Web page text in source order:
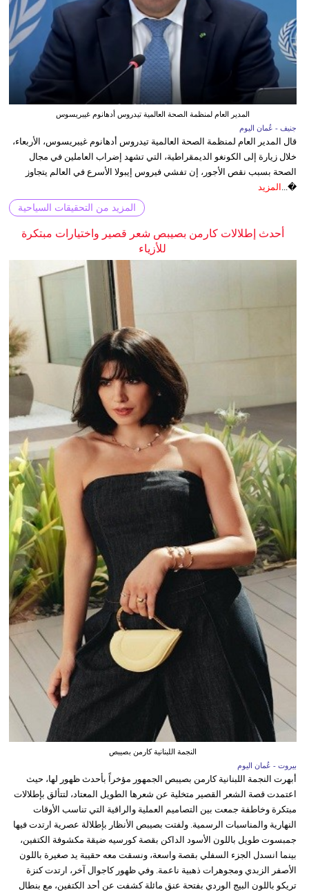
المدير العام لمنظمة الصحة العالمية تيدروس أدهانوم غيبريسوس
جنيف - عُمان اليوم
قال المدير العام لمنظمة الصحة العالمية تيدروس أدهانوم غيبريسوس، الأربعاء،
خلال زيارة إلى الكونغو الديمقراطية، التي تشهد إضراب العاملين في مجال
الصحة بسبب نقص الأجور، إن تفشي فيروس إيبولا الأسرع في العالم يتجاوز
�... المزيد
المزيد من التحقيقات السياحية
أحدث إطلالات كارمن بصيبص شعر قصير واختيارات مبتكرة
للأزياء
النجمة اللبنانية كارمن بصيبص
بيروت - عُمان اليوم
أبهرت النجمة اللبنانية كارمن بصيبص الجمهور مؤخراً بأحدث ظهور لها، حيث
اعتمدت قصة الشعر القصير متخلية عن شعرها الطويل المعتاد، لتتألق بإطلالات
مبتكرة وخاطفة جمعت بين التصاميم العملية والراقية التي تناسب الأوقات
النهارية والمناسبات الرسمية. ولفتت بصيبص الأنظار بإطلالة عصرية ارتدت فيها
جمبسوت طويل باللون الأسود الداكن بقصة كورسيه ضيقة مكشوفة الكتفين،
بينما انسدل الجزء السفلي بقصة واسعة، ونسقت معه حقيبة يد صغيرة باللون
الأصفر الزبدي ومجوهرات ذهبية ناعمة. وفي ظهور كاجوال آخر، ارتدت كنزة
تريكو باللون البيج الوردي بفتحة عنق مائلة كشفت عن أحد الكتفين، مع بنطال